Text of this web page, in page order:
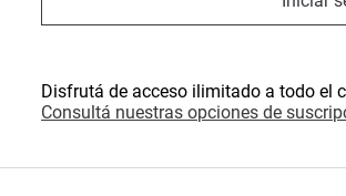
Disfrutá de acceso ilimitado a todo el
Consultá nuestras opciones de